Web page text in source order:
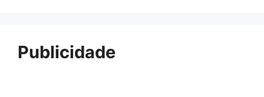
Publicidade